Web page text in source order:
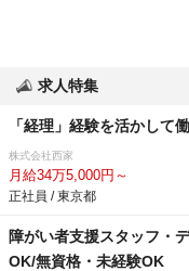
求人特集
「経理」経験を活かして
株式会社西家
月給34万5,000円～
正社員 / 東京都
障がい者支援スタッフ・
OK/無資格・未経験OK